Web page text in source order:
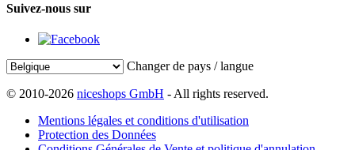
Suivez-nous sur
Changer de pays / langue
© 2010-2026 niceshops GmbH - All rights reserved.
Mentions légales et conditions d'utilisation
Protection des Données